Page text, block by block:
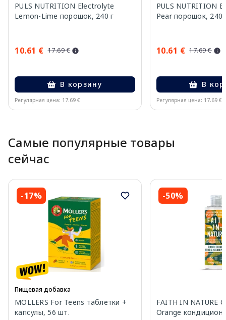
PULS NUTRITION Electrolyte
Lemon-Lime порошок, 240 г
10.61 € 17.69 €
В корзину
Регулярная цена: 17.69 €
PULS NUTRITION
Pear порошок, 240
10.61 € 17.69 €
В
Регулярная цена: 17.69 €
Самые популярные товары
сейчас
-17%
Пищевая добавка
MOLLERS For Teens таблетки +
капсулы, 56 шт.
-50%
FAITH IN NATURE
Orange